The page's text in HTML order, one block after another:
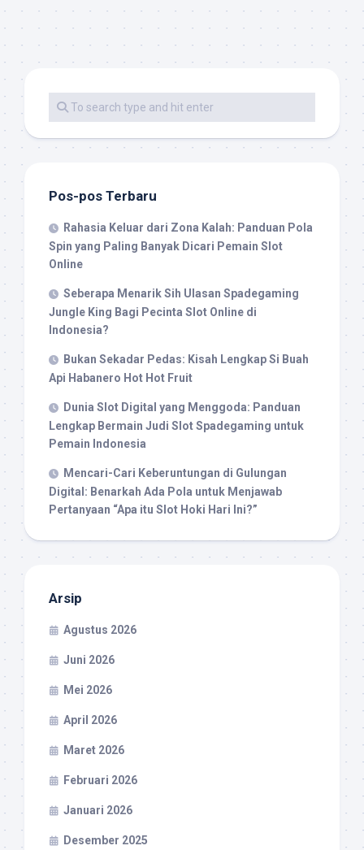
Pos-pos Terbaru
Rahasia Keluar dari Zona Kalah: Panduan Pola
Spin yang Paling Banyak Dicari Pemain Slot
Online
Seberapa Menarik Sih Ulasan Spadegaming
Jungle King Bagi Pecinta Slot Online di
Indonesia?
Bukan Sekadar Pedas: Kisah Lengkap Si Buah
Api Habanero Hot Hot Fruit
Dunia Slot Digital yang Menggoda: Panduan
Lengkap Bermain Judi Slot Spadegaming untuk
Pemain Indonesia
Mencari-Cari Keberuntungan di Gulungan
Digital: Benarkah Ada Pola untuk Menjawab
Pertanyaan “Apa itu Slot Hoki Hari Ini?”
Arsip
Agustus 2026
Juni 2026
Mei 2026
April 2026
Maret 2026
Februari 2026
Januari 2026
Desember 2025